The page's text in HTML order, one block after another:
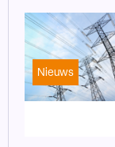
Nieuws